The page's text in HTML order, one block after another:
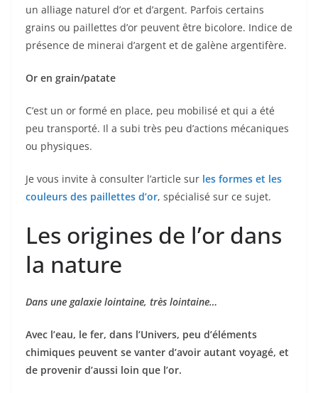
un alliage naturel d’or et d’argent. Parfois certains
grains ou paillettes d’or peuvent être bicolore. Indice de
présence de minerai d’argent et de galène argentifère.
Or en grain/patate
C’est un or formé en place, peu mobilisé et qui a été
peu transporté. Il a subi très peu d’actions mécaniques
ou physiques.
Je vous invite à consulter l’article sur les formes et les
couleurs des paillettes d’or, spécialisé sur ce sujet.
Les origines de l’or dans
la nature
Dans une galaxie lointaine, très lointaine…
Avec l’eau, le fer, dans l’Univers, peu d’éléments
chimiques peuvent se vanter d’avoir autant voyagé, et
de provenir d’aussi loin que l’or.